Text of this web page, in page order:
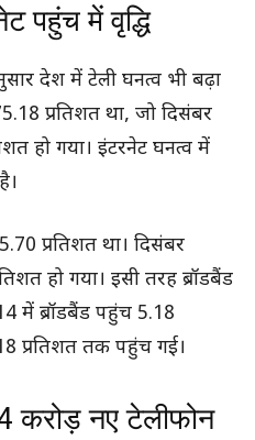
पहुंच में वृद्धि
देश में टेली घनत्व भी बढ़ा
प्रतिशत था, जो दिसंबर
हो गया। इंटरनेट घनत्व में
प्रतिशत था। दिसंबर
हो गया। इसी तरह ब्रॉडबैंड
में ब्रॉडबैंड पहुंच 5.18
प्रतिशत तक पहुंच गई।
करोड़ नए टेलीफोन